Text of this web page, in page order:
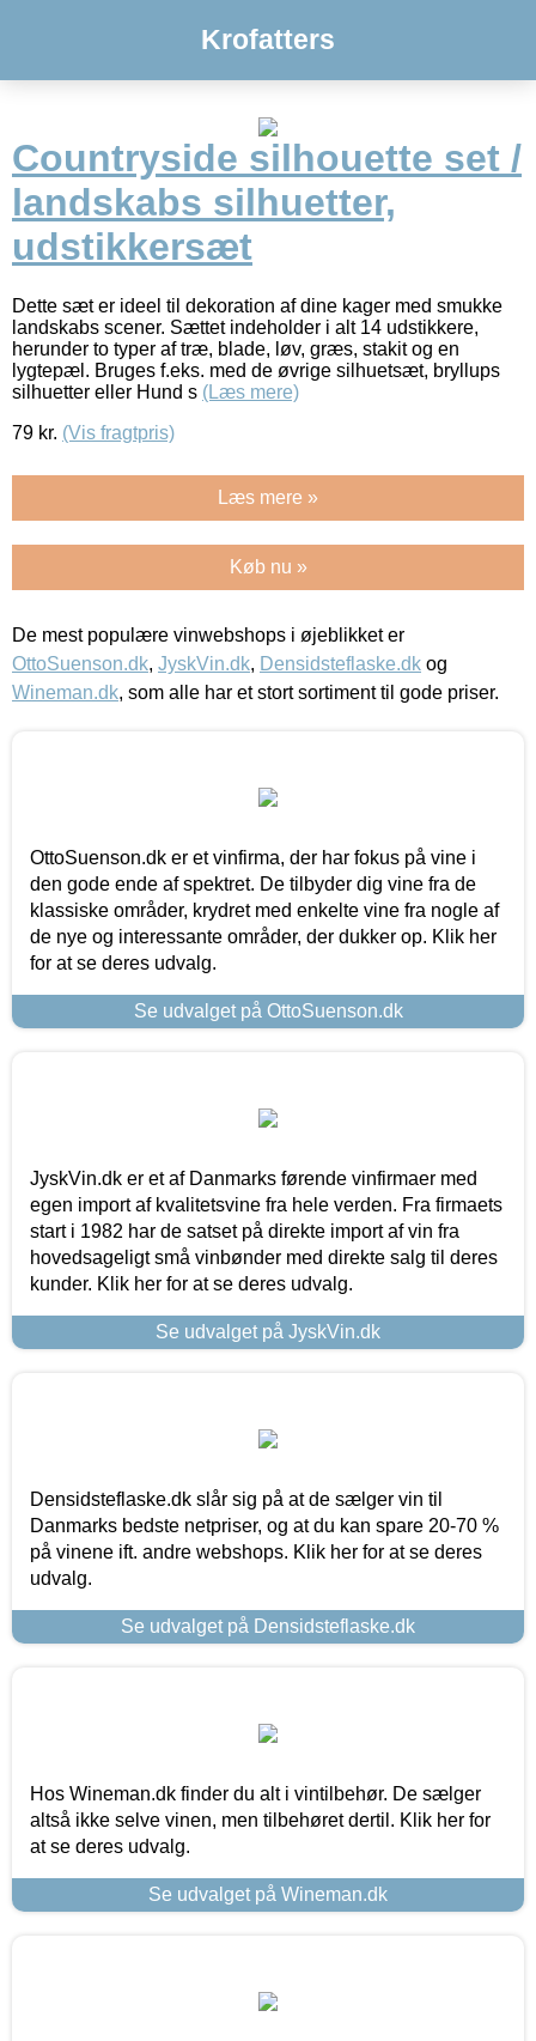
Krofatters
Countryside silhouette set /
landskabs silhuetter,
udstikkersæt
Dette sæt er ideel til dekoration af dine kager med smukke
landskabs scener. Sættet indeholder i alt 14 udstikkere,
herunder to typer af træ, blade, løv, græs, stakit og en
lygtepæl. Bruges f.eks. med de øvrige silhuetsæt, bryllups
silhuetter eller Hund s (Læs mere)
79 kr. (Vis fragtpris)
Læs mere »
Køb nu »
De mest populære vinwebshops i øjeblikket er
OttoSuenson.dk, JyskVin.dk, Densidsteflaske.dk og
Wineman.dk, som alle har et stort sortiment til gode priser.
OttoSuenson.dk er et vinfirma, der har fokus på vine i
den gode ende af spektret. De tilbyder dig vine fra de
klassiske områder, krydret med enkelte vine fra nogle af
de nye og interessante områder, der dukker op. Klik her
for at se deres udvalg.
Se udvalget på OttoSuenson.dk
JyskVin.dk er et af Danmarks førende vinfirmaer med
egen import af kvalitetsvine fra hele verden. Fra firmaets
start i 1982 har de satset på direkte import af vin fra
hovedsageligt små vinbønder med direkte salg til deres
kunder. Klik her for at se deres udvalg.
Se udvalget på JyskVin.dk
Densidsteflaske.dk slår sig på at de sælger vin til
Danmarks bedste netpriser, og at du kan spare 20-70 %
på vinene ift. andre webshops. Klik her for at se deres
udvalg.
Se udvalget på Densidsteflaske.dk
Hos Wineman.dk finder du alt i vintilbehør. De sælger
altså ikke selve vinen, men tilbehøret dertil. Klik her for
at se deres udvalg.
Se udvalget på Wineman.dk